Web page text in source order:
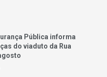
Pública informa
do viaduto da Rua